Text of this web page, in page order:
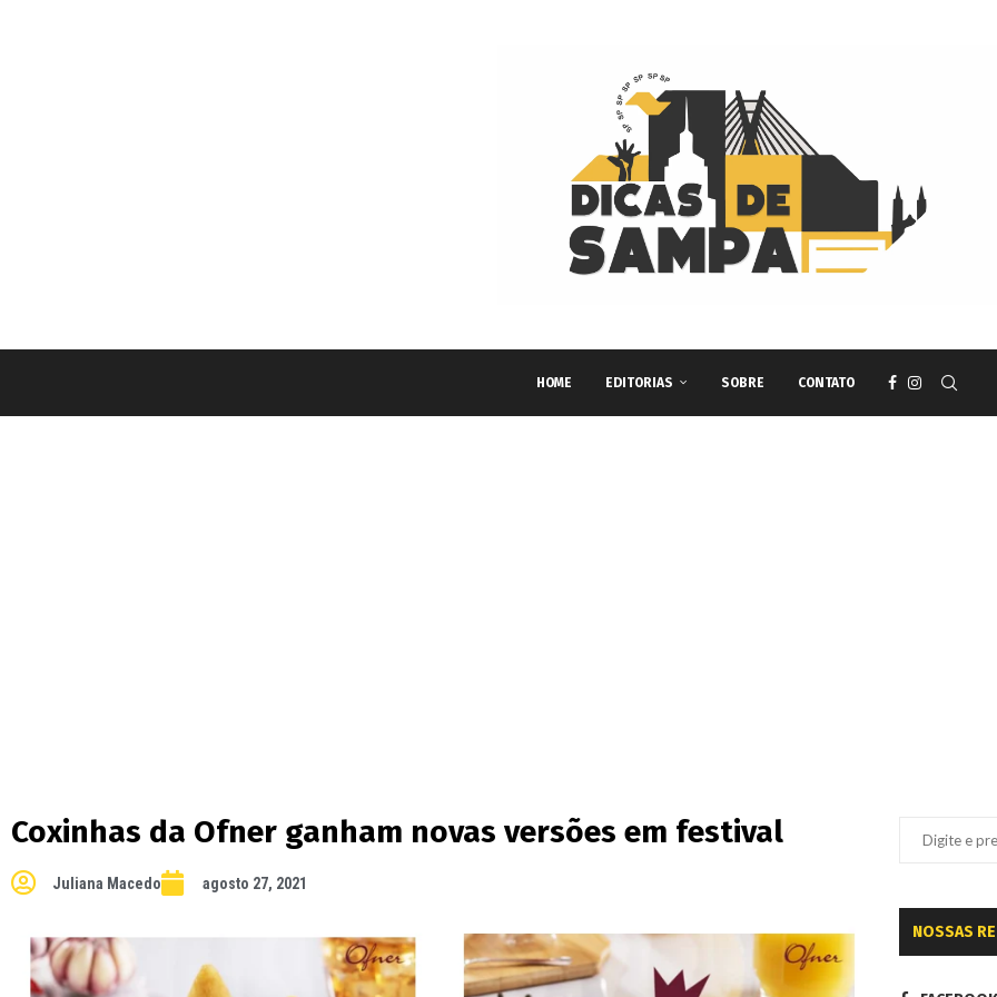
HOME EDITORIAS SOBRE CONTATO
Coxinhas da Ofner ganham novas versões em festival
Juliana Macedo agosto 27, 2021
NOSSAS